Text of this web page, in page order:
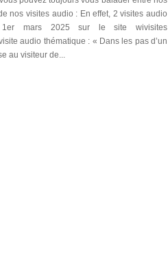
nos visites audio : En effet, 2 visites audio
mars 2025 sur le site wivisites
audio thématique : « Dans les pas d’un
au visiteur de...